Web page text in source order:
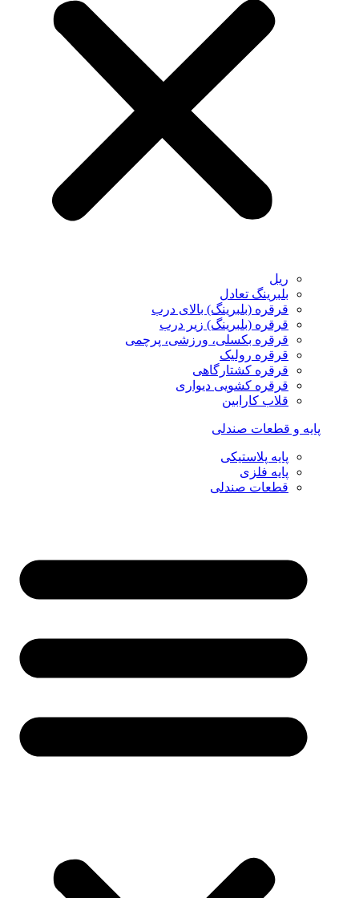
ریل
بلبرینگ تعادل
قرقره (بلبرینگ) بالای درب
قرقره (بلبرینگ) زیر درب
قرقره بکسلی، ورزشی، پرچمی
قرقره رولیک
قرقره کشتارگاهی
قرقره کشویی دیواری
قلاب کارابین
پایه و قطعات صندلی
پایه پلاستیکی
پایه فلزی
قطعات صندلی